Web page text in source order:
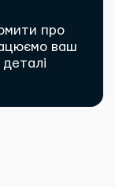
про
ваш
деталі